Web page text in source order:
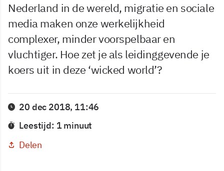
Nederland in de wereld, migratie en sociale
media maken onze werkelijkheid
complexer, minder voorspelbaar en
vluchtiger. Hoe zet je als leidinggevende je
koers uit in deze ‘wicked world’?
20 dec 2018, 11:46
Leestijd: 1 minuut
Delen